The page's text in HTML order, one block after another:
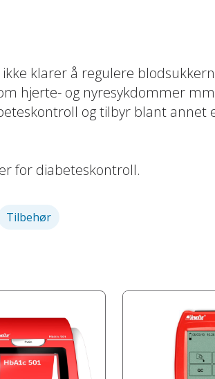
klarer å regulere
hjerte- og nyresykdommer
og tilbyr blant
for diabeteskontroll.
Tilbehør